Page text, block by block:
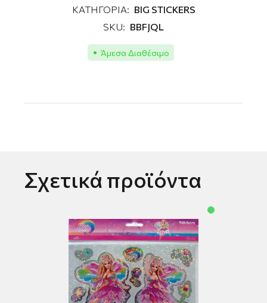
ΚΑΤΗΓΟΡΙΑ: BIG STICKERS
SKU: BBFJQL
Άμεσα Διαθέσιμο
Σχετικά προϊόντα